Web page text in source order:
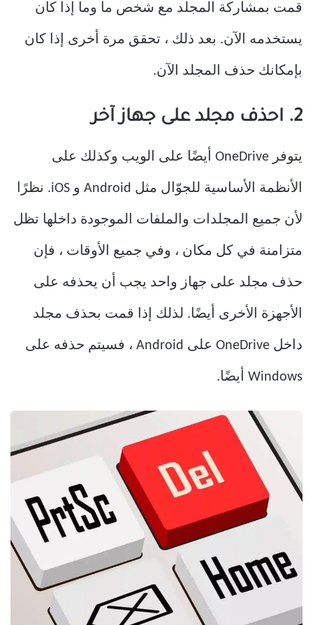
قمت بمشاركة المجلد مع شخص ما وما إذا كان
يستخدمه الآن. بعد ذلك ، تحقق مرة أخرى إذا كان
بإمكانك حذف المجلد الآن.
2. احذف مجلد على جهاز آخر
يتوفر OneDrive أيضًا على الويب وكذلك على
الأنظمة الأساسية للجوّال مثل Android و iOS. نظرًا
لأن جميع المجلدات والملفات الموجودة داخلها تظل
متزامنة في كل مكان ، وفي جميع الأوقات ، فإن
حذف مجلد على جهاز واحد يجب أن يحذفه على
الأجهزة الأخرى أيضًا. لذلك إذا قمت بحذف مجلد
داخل OneDrive على Android ، فسيتم حذفه على
Windows أيضًا.